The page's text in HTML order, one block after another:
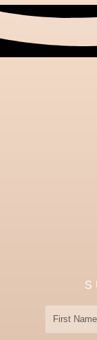
First
Name